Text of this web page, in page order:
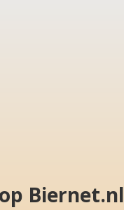
Biernet.nl